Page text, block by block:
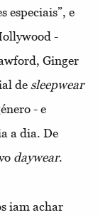
especiais”, e
-
Ginger
de sleepwear
- e
a dia. De
daywear.
iam achar